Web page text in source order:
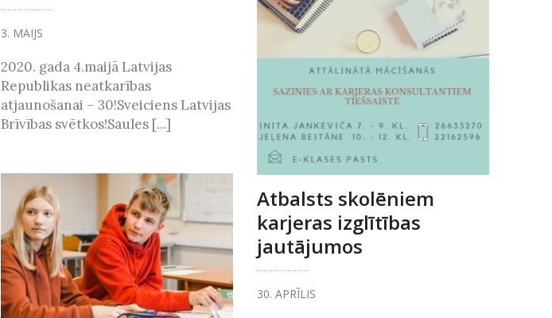
3. MAIJS
2020. gada 4.maijā Latvijas
Republikas neatkarības
atjaunošanai – 30!Sveiciens Latvijas
Brīvības svētkos!Saules [...]
Atbalsts skolēniem
karjeras izglītības
jautājumos
30. APRĪLIS